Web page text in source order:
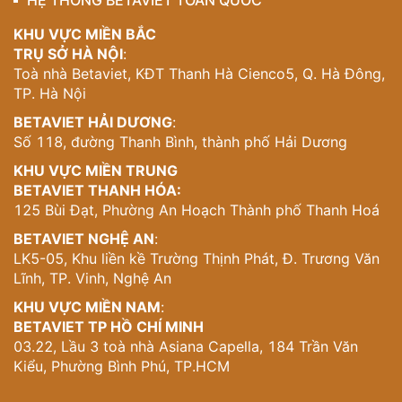
KHU VỰC MIỀN BẮC
TRỤ SỞ HÀ NỘI:
Toà nhà Betaviet, KĐT Thanh Hà Cienco5, Q. Hà Đông,
TP. Hà Nội
BETAVIET HẢI DƯƠNG:
Số 118, đường Thanh Bình, thành phố Hải Dương
KHU VỰC MIỀN TRUNG
BETAVIET THANH HÓA:
125 Bùi Đạt, Phường An Hoạch Thành phố Thanh Hoá
BETAVIET NGHỆ AN:
LK5-05, Khu liền kề Trường Thịnh Phát, Đ. Trương Văn
Lĩnh, TP. Vinh, Nghệ An
KHU VỰC MIỀN NAM:
BETAVIET TP HỒ CHÍ MINH
03.22, Lầu 3 toà nhà Asiana Capella, 184 Trần Văn
Kiểu, Phường Bình Phú, TP.HCM